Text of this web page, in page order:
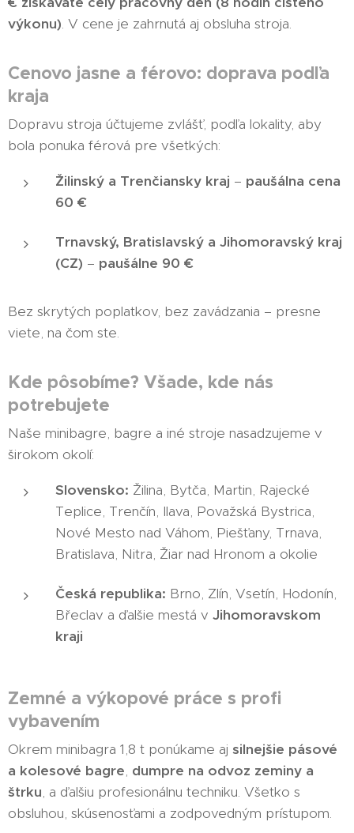
výkonu). V cene je zahrnutá aj obsluha stroja.
Cenovo jasne a férovo: doprava podľa
kraja
Dopravu stroja účtujeme zvlášť, podľa lokality, aby
bola ponuka férová pre všetkých:
Žilinský a Trenčiansky kraj – paušálna cena
60 €
Trnavský, Bratislavský a Jihomoravský kraj
(CZ) – paušálne 90 €
Bez skrytých poplatkov, bez zavádzania – presne
viete, na čom ste.
Kde pôsobíme? Všade, kde nás
potrebujete
Naše minibagre, bagre a iné stroje nasadzujeme v
širokom okolí:
Slovensko: Žilina, Bytča, Martin, Rajecké
Teplice, Trenčín, Ilava, Považská Bystrica,
Nové Mesto nad Váhom, Piešťany, Trnava,
Bratislava, Nitra, Žiar nad Hronom a okolie
Česká republika: Brno, Zlín, Vsetín, Hodonín,
Břeclav a ďalšie mestá v Jihomoravskom
kraji
Zemné a výkopové práce s profi
vybavením
Okrem minibagra 1,8 t ponúkame aj silnejšie pásové
a kolesové bagre, dumpre na odvoz zeminy a
štrku, a ďalšiu profesionálnu techniku. Všetko s
obsluhou, skúsenosťami a zodpovedným prístupom.